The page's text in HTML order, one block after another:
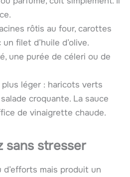
rôtis au four, carottes
filet d’huile d’olive.
une purée de céleri ou de
léger : haricots verts
croquante. La sauce
de vinaigrette chaude.
sans stresser
d’efforts mais produit un